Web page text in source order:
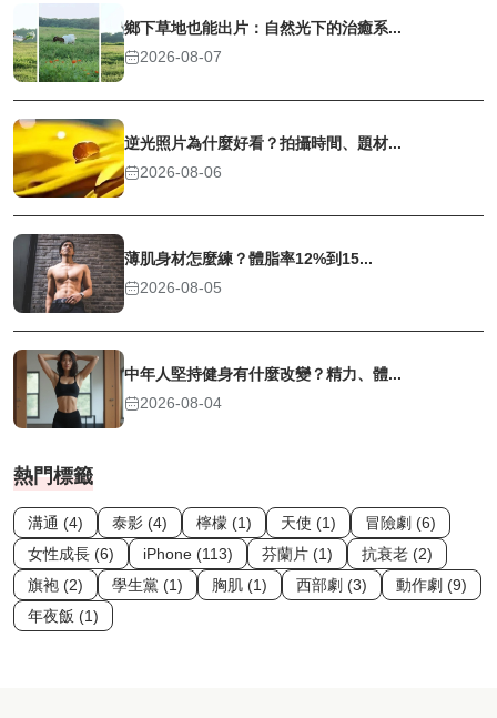
鄉下草地也能出片：自然光下的治癒系...
2026-08-07
逆光照片為什麼好看？拍攝時間、題材...
2026-08-06
薄肌身材怎麼練？體脂率12%到15...
2026-08-05
中年人堅持健身有什麼改變？精力、體...
2026-08-04
熱門標籤
溝通 (4) 泰影 (4) 檸檬 (1) 天使 (1)
冒險劇 (6)
女性成長 (6)
iPhone (113) 芬蘭片 (1)
抗衰老 (2)
旗袍 (2)
學生黨 (1) 胸肌 (1) 西部劇 (3)
動作劇 (9)
年夜飯 (1)